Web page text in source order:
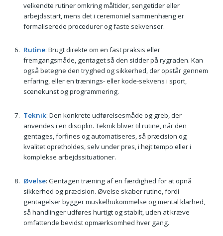
velkendte rutiner omkring måltider, sengetider eller
arbejdsstart, mens det i ceremoniel sammenhæng er
formaliserede procedurer og faste sekvenser.
Rutine: Brugt direkte om en fast praksis eller
fremgangsmåde, gentaget så den sidder på rygraden. Kan
også betegne den tryghed og sikkerhed, der opstår gennem
erfaring, eller en trænings- eller kode-sekvens i sport,
scenekunst og programmering.
Teknik: Den konkrete udførelsesmåde og greb, der
anvendes i en disciplin. Teknik bliver til rutine, når den
gentages, forfines og automatiseres, så præcision og
kvalitet opretholdes, selv under pres, i højt tempo eller i
komplekse arbejdssituationer.
Øvelse: Gentagen træning af en færdighed for at opnå
sikkerhed og præcision. Øvelse skaber rutine, fordi
gentagelser bygger muskelhukommelse og mental klarhed,
så handlinger udføres hurtigt og stabilt, uden at kræve
omfattende bevidst opmærksomhed hver gang.